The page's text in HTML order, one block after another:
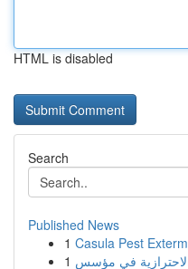
HTML is disabled
Search
Published News
1 Casula Pest
1